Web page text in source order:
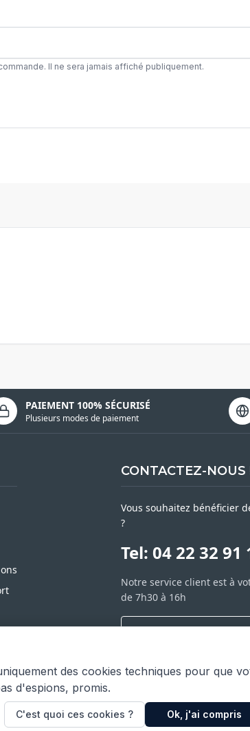
des cookies techniques pour que
d'espions, promis.
C'est quoi ces cookies ? Ok, j'ai compris
Il ne sera jamais affiché publiquement.
PAIEMENT 100% SÉCURISÉ
Plusieurs modes de paiement
CONTACTEZ-NOUS
Vous souhaitez bénéficier
?
Tel: 04 22 32 91
Notre service client est à
de 7h30 à 16h
NOUS CONTACTER PAR
SARL ASP06